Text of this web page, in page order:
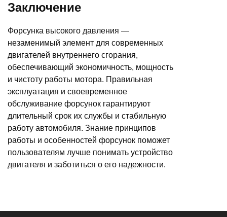
Заключение
Форсунка высокого давления —
незаменимый элемент для современных
двигателей внутреннего сгорания,
обеспечивающий экономичность, мощность
и чистоту работы мотора. Правильная
эксплуатация и своевременное
обслуживание форсунок гарантируют
длительный срок их службы и стабильную
работу автомобиля. Знание принципов
работы и особенностей форсунок поможет
пользователям лучше понимать устройство
двигателя и заботиться о его надежности.